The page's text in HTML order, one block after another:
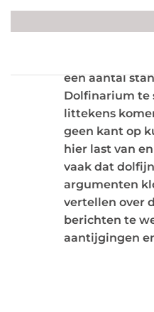
Ook deze
een aantal
Dolfinarium te
littekens
geen kant op
hier last van
vaak dat
argumenten
vertellen over
berichten te
aantijgingen